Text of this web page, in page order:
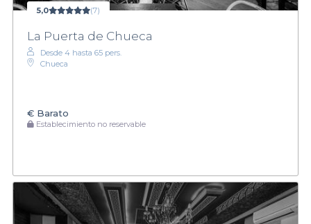
5,0 (7)
La Puerta de Chueca
Desde 4 hasta 65 pers.
Chueca
€ Barato
Establecimiento no reservable